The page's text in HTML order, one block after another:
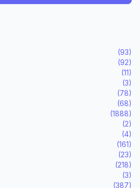
(93)
(92)
(11)
(3)
(78)
(68)
(1888)
(2)
(4)
(161)
(23)
(218)
(3)
(387)